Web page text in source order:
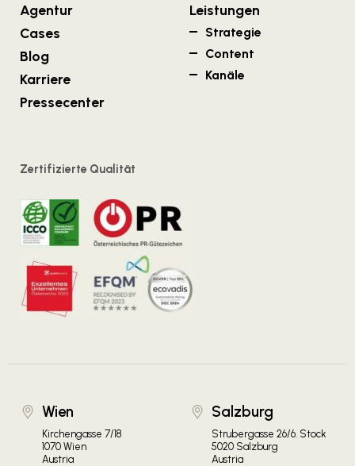
Agentur
Cases
Blog
Karriere
Pressecenter
Leistungen
Strategie
Content
Kanäle
Zertifizierte Qualität
Wien
Kirchengasse 7/18
1070 Wien
Austria
Salzburg
Strubergasse 26/6. Stock
5020 Salzburg
Austria